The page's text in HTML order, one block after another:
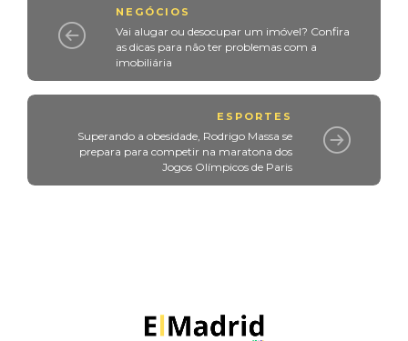
NEGÓCIOS
Vai alugar ou desocupar um imóvel? Confira
as dicas para não ter problemas com a
imobiliária
ESPORTES
Superando a obesidade, Rodrigo Massa se
prepara para competir na maratona dos
Jogos Olímpicos de Paris